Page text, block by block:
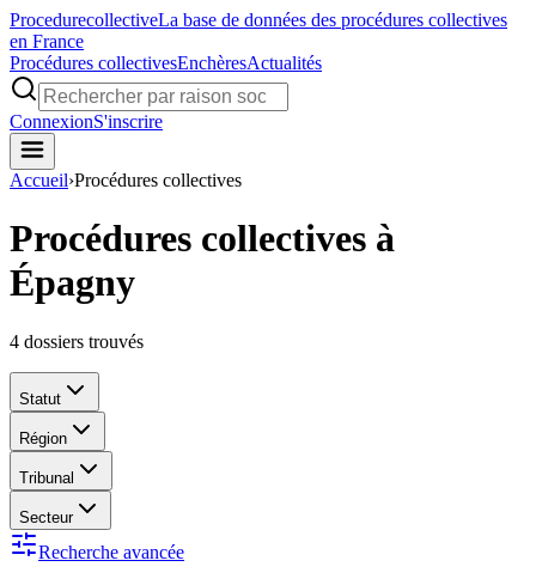
ProcedurecollectiveLa base de données des procédures collectives
en France
Procédures collectivesEnchèresActualités
ConnexionS'inscrire
Accueil›Procédures collectives
Procédures collectives à
Épagny
4 dossiers trouvés
Statut
Région
Tribunal
Secteur
Recherche avancée